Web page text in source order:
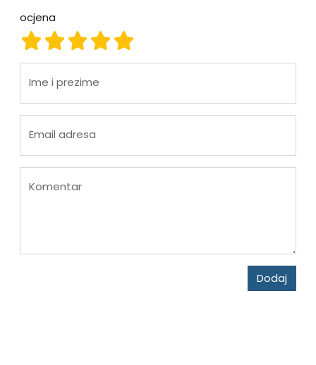
ocjena
ocjena 5
ocjena 4
ocjena 3
ocjena 2
ocjena 1
Ime i prezime
Email adresa
Komentar
Dodaj